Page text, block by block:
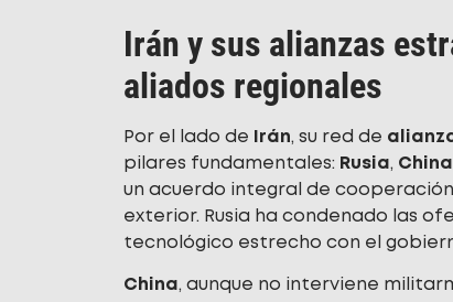
Irán y sus alianzas
aliados regionales
Por el lado de Irán, su red de
pilares fundamentales: Rusia, China
un acuerdo integral de
exterior. Rusia ha condenado las
tecnológico estrecho con el
China, aunque no interviene